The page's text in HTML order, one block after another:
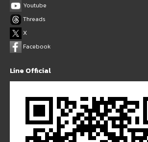
Youtube
Threads
X
Facebook
Line Official